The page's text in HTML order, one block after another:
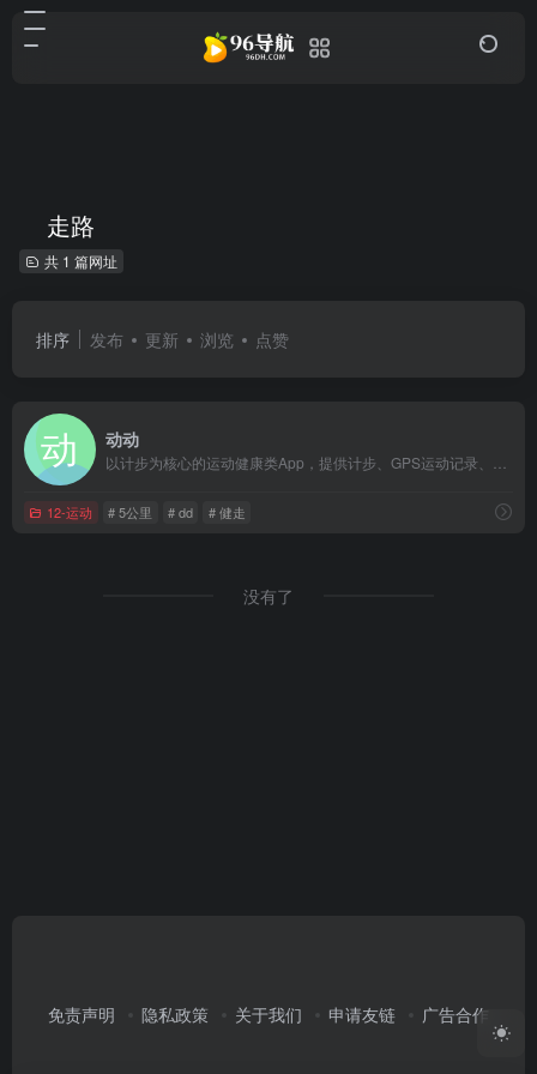
走路
共 1 篇网址
排序 发布 更新 浏览 点赞
动动
12-运动 # 5公里 # dd # 健走
没有了
免责声明 隐私政策 关于我们 申请友链 广告合作